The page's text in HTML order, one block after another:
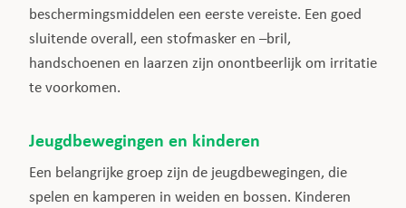
beschermingsmiddelen een eerste vereiste. Een goed
sluitende overall, een stofmasker en –bril,
handschoenen en laarzen zijn onontbeerlijk om irritatie
te voorkomen.
Jeugdbewegingen en kinderen
Een belangrijke groep zijn de jeugdbewegingen, die
spelen en kamperen in weiden en bossen. Kinderen